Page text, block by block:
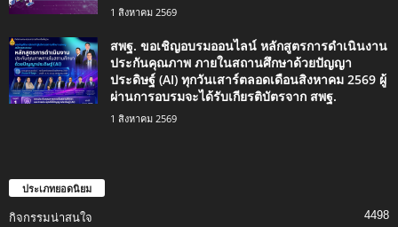
1 สิงหาคม 2569
สพฐ. ขอเชิญอบรมออนไลน์ หลักสูตรการดำเนินงาน
ประกันคุณภาพ ภายในสถานศึกษาด้วยปัญญา
ประดิษฐ์ (AI) ทุกวันเสาร์ตลอดเดือนสิงหาคม 2569 ผู้
ผ่านการอบรมจะได้รับเกียรติบัตรจาก สพฐ.
1 สิงหาคม 2569
ประเภทยอดนิยม
กิจกรรมน่าสนใจ 4498